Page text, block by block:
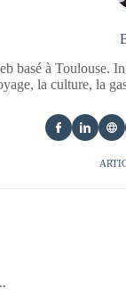
basé à Toulouse.
la culture, la